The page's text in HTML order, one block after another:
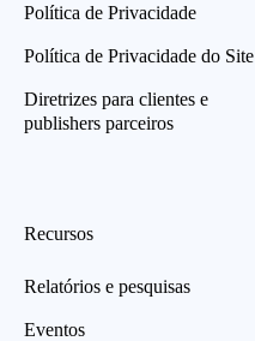
Política de Privacidade
Política de Privacidade do Site
Diretrizes para clientes e
publishers parceiros
Recursos
Relatórios e pesquisas
Eventos